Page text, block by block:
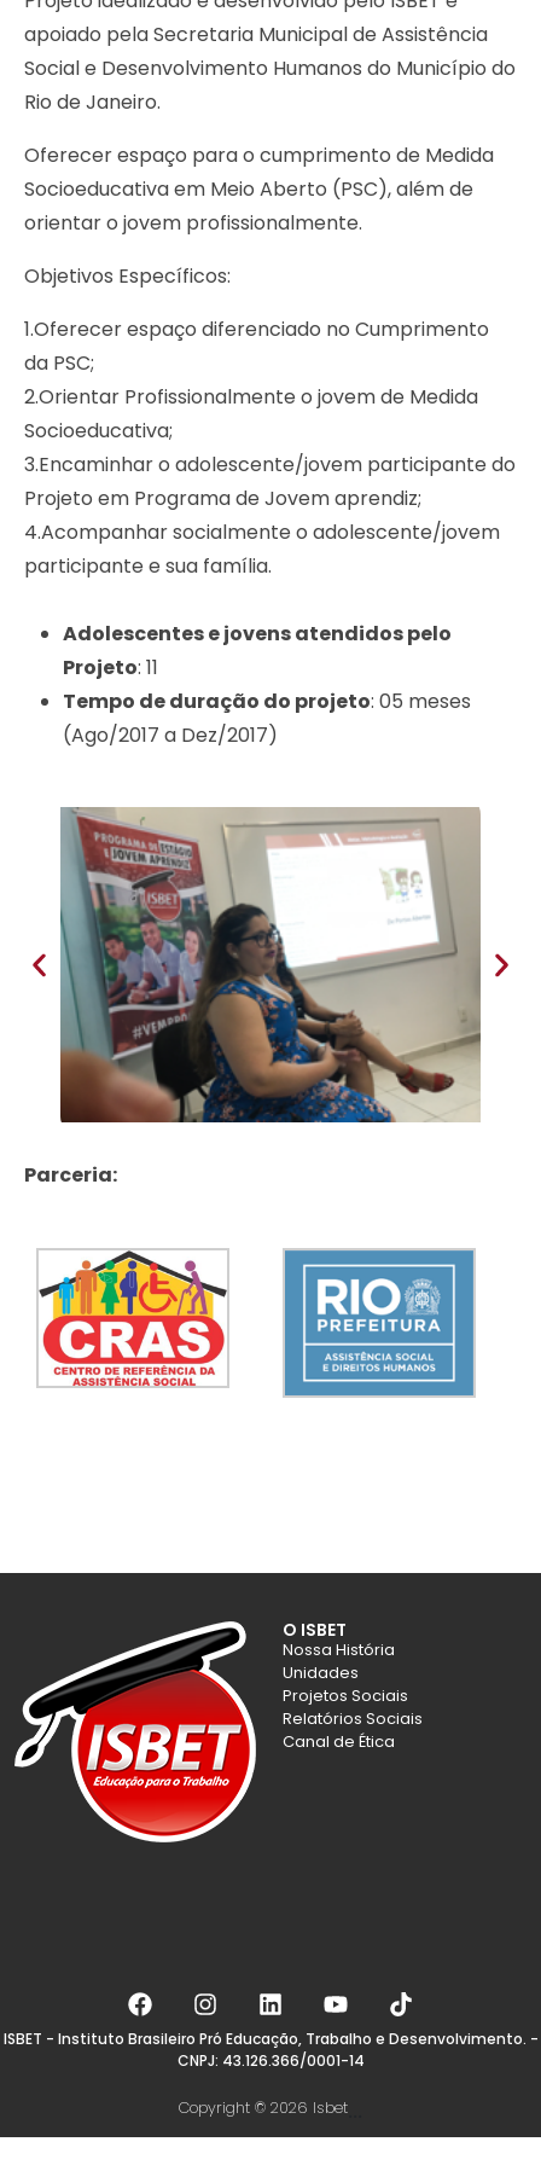
apoiado pela Secretaria Municipal de Assistência
Social e Desenvolvimento Humanos do Município do
Rio de Janeiro.
Oferecer espaço para o cumprimento de Medida
Socioeducativa em Meio Aberto (PSC), além de
orientar o jovem profissionalmente.
Objetivos Específicos:
1.Oferecer espaço diferenciado no Cumprimento
da PSC;
2.Orientar Profissionalmente o jovem de Medida
Socioeducativa;
3.Encaminhar o adolescente/jovem participante do
Projeto em Programa de Jovem aprendiz;
4.Acompanhar socialmente o adolescente/jovem
participante e sua família.
Adolescentes e jovens atendidos pelo
Projeto: 11
Tempo de duração do projeto: 05 meses
(Ago/2017 a Dez/2017)
Parceria:
O ISBET
Nossa História
Unidades
Projetos Sociais
Relatórios Sociais
Canal de Ética
ISBET - Instituto Brasileiro Pró Educação, Trabalho e Desenvolvimento. -
CNPJ: 43.126.366/0001-14
Copyright © 2026 Isbet